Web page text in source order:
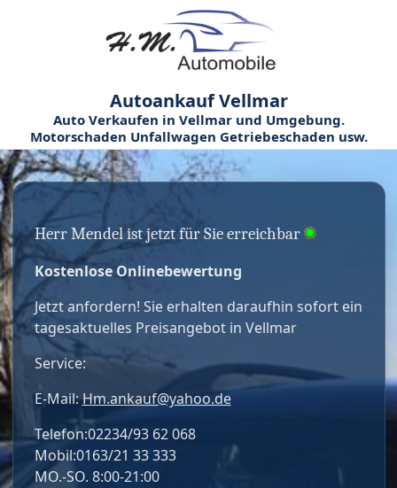
Autoankauf Vellmar
Auto Verkaufen in Vellmar und Umgebung.
Motorschaden Unfallwagen Getriebeschaden usw.
Herr Mendel ist jetzt für Sie erreichbar
Kostenlose Onlinebewertung
Jetzt anfordern! Sie erhalten daraufhin sofort ein
tagesaktuelles Preisangebot in Vellmar
Service:
E-Mail:Hm.ankauf@yahoo.de
Telefon:02234/93 62 068
Mobil:0163/21 33 333
MO.-SO. 8:00-21:00